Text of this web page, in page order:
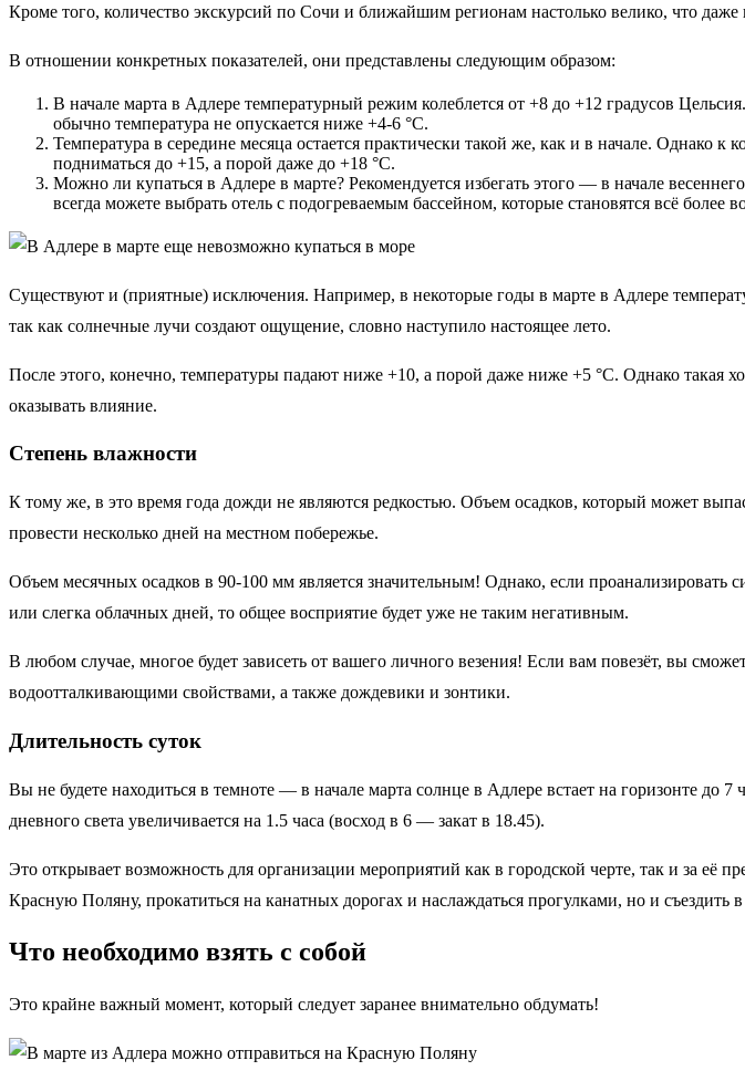
Кроме того, количество экскурсий по Сочи и ближайшим регионам настолько велико, что даже
В отношении конкретных показателей, они представлены следующим образом:
В начале марта в Адлере температурный режим колеблется от +8 до +12 градусов
обычно температура не опускается ниже +4-6 °С.
Температура в середине месяца остается практически такой же, как и в начале. Однако
подниматься до +15, а порой даже до +18 °С.
Можно ли купаться в Адлере в марте? Рекомендуется избегать этого — в начале
всегда можете выбрать отель с подогреваемым бассейном, которые становятся всё
Существуют и (приятные) исключения. Например, в некоторые годы в марте в Адлере
так как солнечные лучи создают ощущение, словно наступило настоящее лето.
После этого, конечно, температуры падают ниже +10, а порой даже ниже +5 °C. Однако такая
оказывать влияние.
Степень влажности
К тому же, в это время года дожди не являются редкостью. Объем осадков, который может
провести несколько дней на местном побережье.
Объем месячных осадков в 90-100 мм является значительным! Однако, если
или слегка облачных дней, то общее восприятие будет уже не таким негативным.
В любом случае, многое будет зависеть от вашего личного везения! Если вам повезёт, вы
водоотталкивающими свойствами, а также дождевики и зонтики.
Длительность суток
Вы не будете находиться в темноте — в начале марта солнце в Адлере встает на горизонте до
дневного света увеличивается на 1.5 часа (восход в 6 — закат в 18.45).
Это открывает возможность для организации мероприятий как в городской черте, так и за её
Красную Поляну, прокатиться на канатных дорогах и наслаждаться прогулками, но и
Что необходимо взять с собой
Это крайне важный момент, который следует заранее внимательно обдумать!